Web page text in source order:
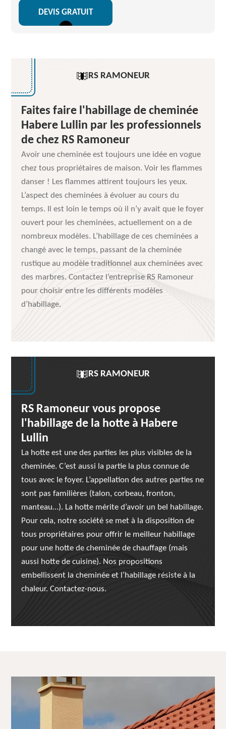
DEVIS GRATUIT
RS RAMONEUR
Faites faire l'habillage de cheminée
Habere Lullin par les professionnels
de chez RS Ramoneur
Avoir une cheminée est toujours une idée en vogue
chez tous propriétaires de maison. Voir les flammes
danser ! Les flammes attirent toujours les yeux.
L’aspect des cheminées à évoluer au cours du
temps. Il est loin le temps où il n’y avait que le foyer
ouvert pour les cheminées, actuellement on a de
nombreux modèles. L’habillage de ces cheminées a
changé avec le temps, passant de la cheminée
rustique au modèle traditionnel aux cheminées avec
des marbres. Contactez l’entreprise RS Ramoneur
pour choisir entre les différents modèles
d’habillage.
RS RAMONEUR
RS Ramoneur vous propose
l'habillage de la hotte à Habere
Lullin
La hotte est une des parties les plus visibles de la
cheminée. C’est aussi la partie la plus connue de
tous avec le foyer. L’appellation des autres parties ne
sont pas familières (talon, corbeau, fronton,
manteau…). La hotte mérite d’avoir un bel habillage.
Pour cela, notre société se met à la disposition de
tous propriétaires pour offrir le meilleur habillage
pour une hotte de cheminée de chauffage (mais
aussi hotte de cuisine). Nos propositions
embellissent la cheminée et l’habillage résiste à la
chaleur. Contactez-nous.